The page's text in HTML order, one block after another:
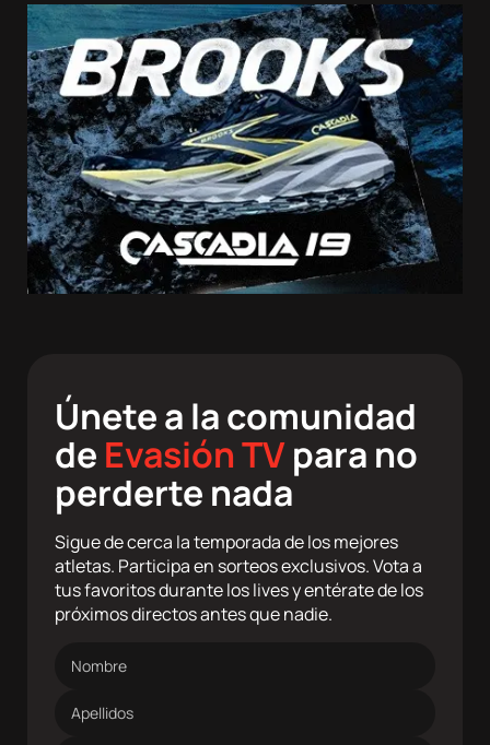
Únete a la comunidad
de Evasión TVpara no
perderte nada
Sigue de cerca la temporada de los mejores
atletas. Participa en sorteos exclusivos. Vota a
tus favoritos durante los lives y entérate de los
próximos directos antes que nadie.
RRSSYoutube